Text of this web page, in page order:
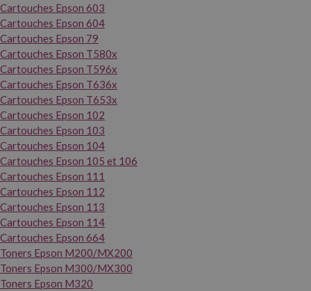
Cartouches Epson 603
Cartouches Epson 604
Cartouches Epson 79
Cartouches Epson T580x
Cartouches Epson T596x
Cartouches Epson T636x
Cartouches Epson T653x
Cartouches Epson 102
Cartouches Epson 103
Cartouches Epson 104
Cartouches Epson 105 et 106
Cartouches Epson 111
Cartouches Epson 112
Cartouches Epson 113
Cartouches Epson 114
Cartouches Epson 664
Toners Epson M200/MX200
Toners Epson M300/MX300
Toners Epson M320